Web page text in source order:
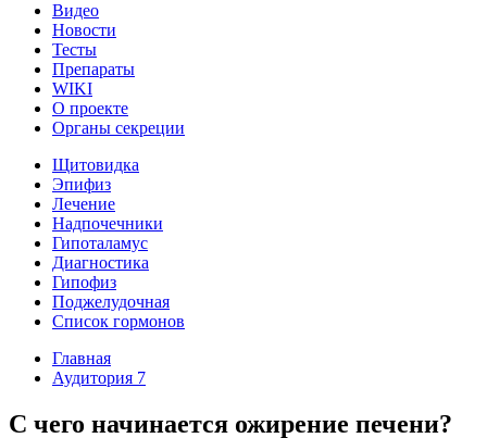
Видео
Новости
Тесты
Препараты
WIKI
О проекте
Органы секреции
Щитовидка
Эпифиз
Лечение
Надпочечники
Гипоталамус
Диагностика
Гипофиз
Поджелудочная
Список гормонов
Главная
Аудитория 7
С чего начинается ожирение печени?